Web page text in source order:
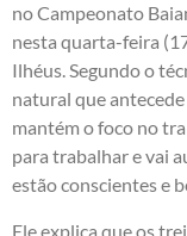
no Campeonato
nesta quarta-feira
Ilhéus. Segundo o
natural que
mantém o foco no
para trabalhar e vai
estão conscientes e
Ele explica que os